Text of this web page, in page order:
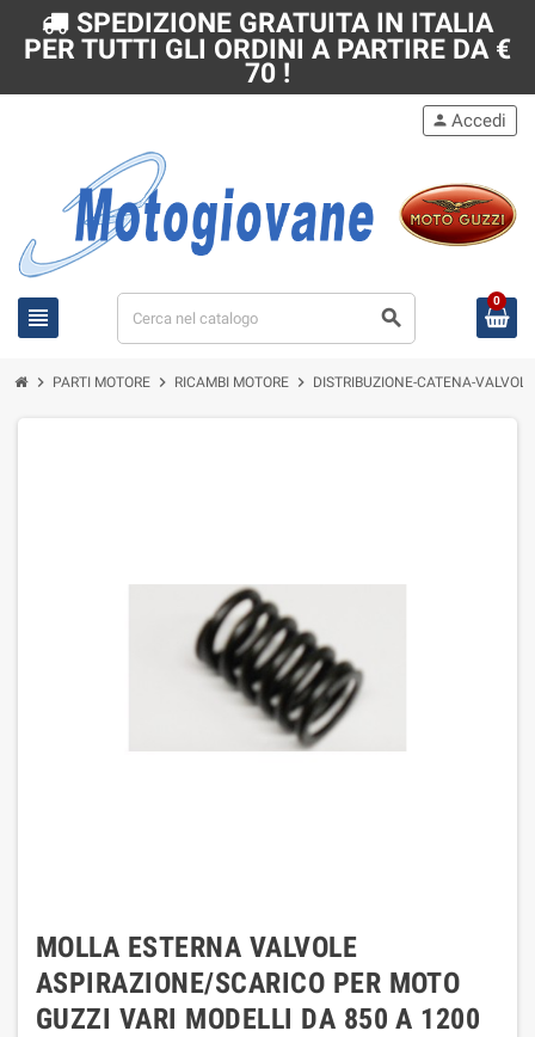
SPEDIZIONE GRATUITA IN ITALIA
PER TUTTI GLI ORDINI A PARTIRE DA €
70 !
view_headline search
person Accedi
0
chevron_right PARTI MOTORE chevron_right RICAMBI MOTORE chevron_right DISTRIBUZIONE-CATENA-
MOLLA ESTERNA VALVOLE
ASPIRAZIONE/SCARICO PER MOTO
GUZZI VARI MODELLI DA 850 A 1200